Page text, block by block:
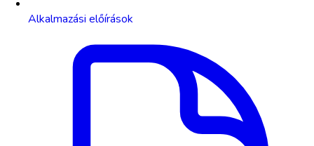
Alkalmazási előírások